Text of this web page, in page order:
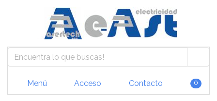
Menú Acceso Contacto 0